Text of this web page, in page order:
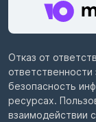
Отказ от
ответственности
безопасность
ресурсах.
взаимодействии